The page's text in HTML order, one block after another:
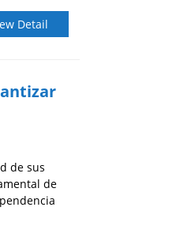
Detail
de sus
de